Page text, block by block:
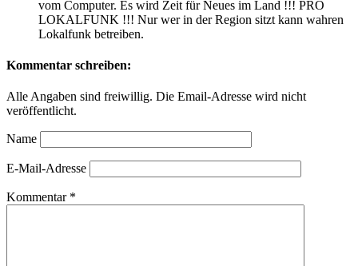
vom Computer. Es wird Zeit für Neues im Land !!! PRO
LOKALFUNK !!! Nur wer in der Region sitzt kann wahren
Lokalfunk betreiben.
Kommentar schreiben:
Alle Angaben sind freiwillig. Die Email-Adresse wird nicht
veröffentlicht.
Name
E-Mail-Adresse
Kommentar *